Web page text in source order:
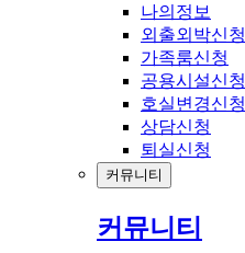
나의정보
외출외박신청
가족룸신청
공용시설신청
호실변경신청
상담신청
퇴실신청
커뮤니티
커뮤니티